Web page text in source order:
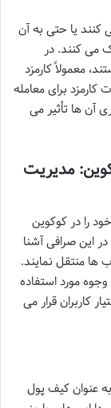
کنند یا حتی به آن
می کنند. در
معمولاً کارمزد
برای معامله
آن ها تأثیر می
مدیریت
را در کوکوین
این صرافی آشنا
ها منتقل نمایند.
مورد استفاده
کاربران قرار می
عنوان کیف پول